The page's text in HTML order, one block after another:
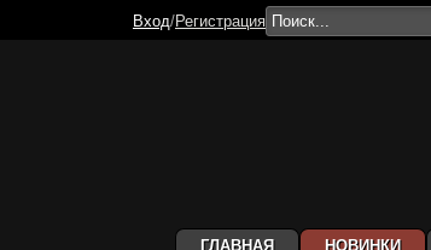
ГЛАВНАЯ НОВИНКИ
Вход/Регистрация